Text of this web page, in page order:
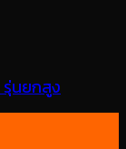
รุ่นยกสูง